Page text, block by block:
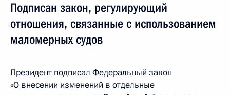
Подписан закон, регулирующий
отношения, связанные с использованием
маломерных судов
Президент подписал Федеральный закон
«О внесении изменений в отдельные